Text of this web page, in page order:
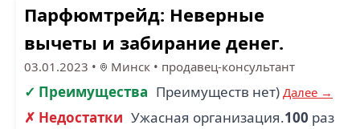
Парфюмтрейд: Неверные
вычеты и забирание денег.
03.01.2023 • Минск • продавец-консультант
✓ Преимущества Преимуществ нет) Далее →
✗ Недостатки Ужасная организация.100 раз